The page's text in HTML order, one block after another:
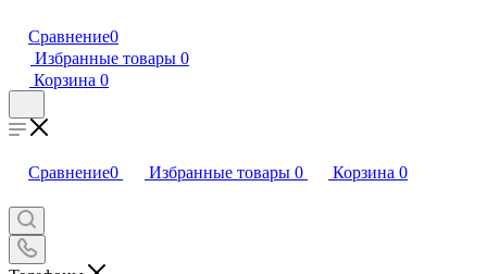
Сравнение0
Избранные товары 0
Корзина 0
Сравнение0 Избранные товары 0 Корзина 0